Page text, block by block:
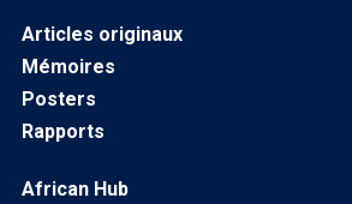
Articles originaux
Mémoires
Posters
Rapports
African Hub